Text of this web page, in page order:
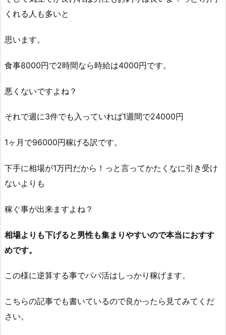
くれる人も多いと
思います。
食事8000円で2時間なら時給は4000円です。
悪くないですよね？
それで週に3件でも入っていれば1週間で24000円
1ヶ月で96000円稼げる訳です。
下手に相場が1万円だから！っと言ってかたくなに引き受け
ないよりも
稼ぐ事が出来ますよね？
相場よりも下げると男性も集まりやすいので本当におすす
めです。
この様に逆算する事でパパ活はしっかり稼げます。
こちらの記事でも書いているので良かったら見てみてくだ
さい。